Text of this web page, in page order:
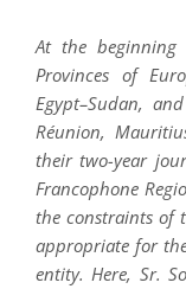
At the beginning
Provinces of
Egypt–Sudan,
Réunion,
their two-year
Francophone
the constraints of
appropriate for
entity. Here, Sr.